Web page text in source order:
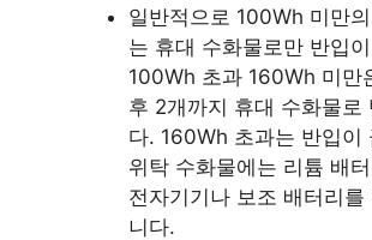
일반적으로 100Wh 미만
는 휴대 수화물로만 반입
100Wh 초과 160Wh 미만
후 2개까지 휴대 수화물로
다. 160Wh 초과는 반입이
위탁 수화물에는 리튬 배
전자기기나 보조 배터리를
니다.